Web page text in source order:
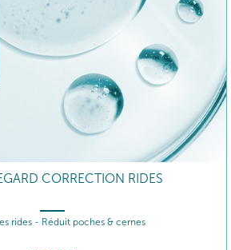
CORRECTION RIDES
rides - Réduit poches & cernes